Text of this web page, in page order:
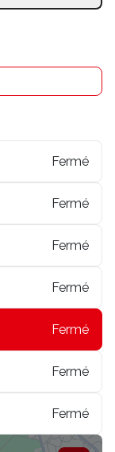
Fermé
Fermé
Fermé
Fermé
Fermé
Fermé
Fermé